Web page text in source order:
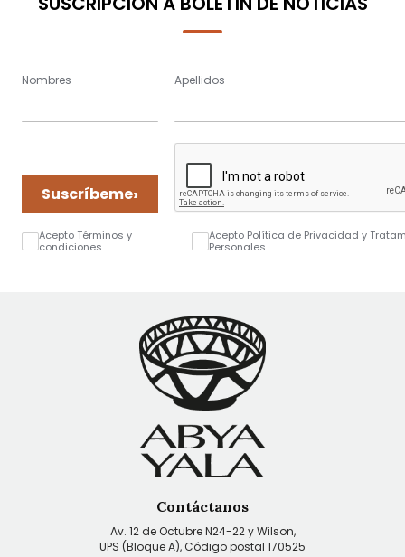
Nombres Apellidos
Suscríbeme›
Acepto Términos y
condiciones
Acepto Política de Privacidad y
Personales
Contáctanos
Av. 12 de Octubre N24-22 y Wilson,
UPS (Bloque A), Código postal 170525